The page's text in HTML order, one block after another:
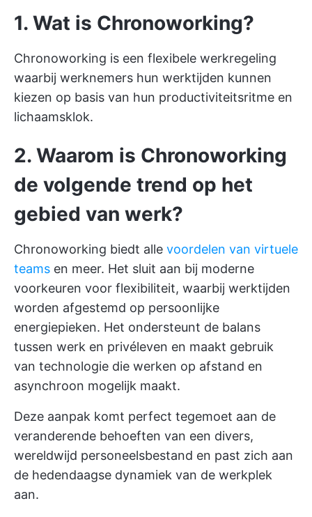
1. Wat is Chronoworking?
Chronoworking is een flexibele werkregeling
waarbij werknemers hun werktijden kunnen
kiezen op basis van hun productiviteitsritme en
lichaamsklok.
2. Waarom is Chronoworking
de volgende trend op het
gebied van werk?
Chronoworking biedt alle voordelen van virtuele
teams en meer. Het sluit aan bij moderne
voorkeuren voor flexibiliteit, waarbij werktijden
worden afgestemd op persoonlijke
energiepieken. Het ondersteunt de balans
tussen werk en privéleven en maakt gebruik
van technologie die werken op afstand en
asynchroon mogelijk maakt.
Deze aanpak komt perfect tegemoet aan de
veranderende behoeften van een divers,
wereldwijd personeelsbestand en past zich aan
de hedendaagse dynamiek van de werkplek
aan.